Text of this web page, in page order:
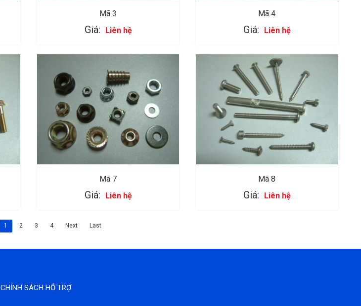
Mã 3
Giá: Liên hệ
Mã 4
Giá: Liên hệ
Mã 7
Giá: Liên hệ
Mã 8
Giá: Liên hệ
1 2 3 4 Next Last
CHÍNH SÁCH HỖ TRỢ